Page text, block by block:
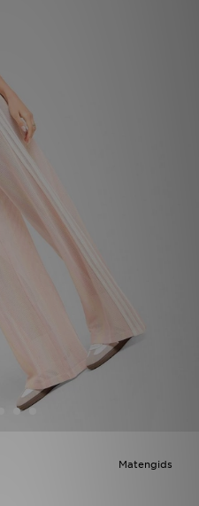
Matengids